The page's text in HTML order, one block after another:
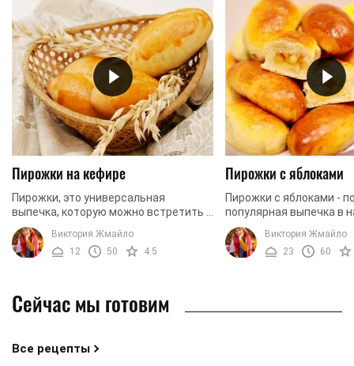
Пирожки на кефире
Пирожки, это универсальная
выпечка, которую можно встретить с
совершенно разными начинками.
Чаще всего, пирожки готовят с
картофелем, капустой, ...
Виктория Жмайло
12
50 4.5
Пирожки с яблоками
Пирожки с яблоками -
популярная выпечка в
странах. Это блюдо
уже давно, и все же,
потеряло популярности
Виктория Жмайло
23
60
Сейчас мы готовим
Все рецепты